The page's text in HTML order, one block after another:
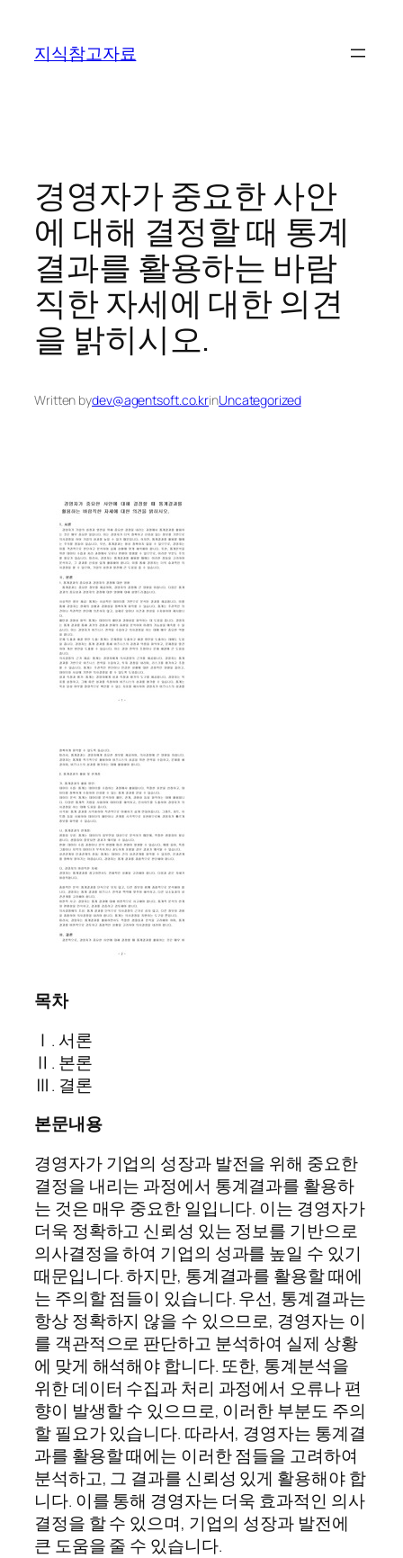
지식참고자료
경영자가 중요한 사안
에 대해 결정할 때 통계
결과를 활용하는 바람
직한 자세에 대한 의견
을 밝히시오.
Written bydev@agentsoft.co.krinUncategorized
목차
Ⅰ. 서론
Ⅱ. 본론
Ⅲ. 결론
본문내용
경영자가 기업의 성장과 발전을 위해 중요한
결정을 내리는 과정에서 통계결과를 활용하
는 것은 매우 중요한 일입니다. 이는 경영자가
더욱 정확하고 신뢰성 있는 정보를 기반으로
의사결정을 하여 기업의 성과를 높일 수 있기
때문입니다. 하지만, 통계결과를 활용할 때에
는 주의할 점들이 있습니다. 우선, 통계결과는
항상 정확하지 않을 수 있으므로, 경영자는 이
를 객관적으로 판단하고 분석하여 실제 상황
에 맞게 해석해야 합니다. 또한, 통계분석을
위한 데이터 수집과 처리 과정에서 오류나 편
향이 발생할 수 있으므로, 이러한 부분도 주의
할 필요가 있습니다. 따라서, 경영자는 통계결
과를 활용할 때에는 이러한 점들을 고려하여
분석하고, 그 결과를 신뢰성 있게 활용해야 합
니다. 이를 통해 경영자는 더욱 효과적인 의사
결정을 할 수 있으며, 기업의 성장과 발전에
큰 도움을 줄 수 있습니다.